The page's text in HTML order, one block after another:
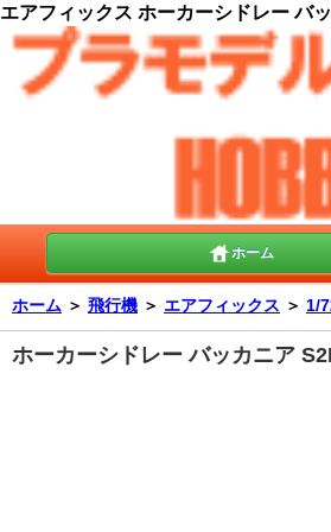
エアフィックス ホーカーシドレー バ
ホーム
ホーム ＞ 飛行機 ＞ エアフィックス ＞ 1/
ホーカーシドレー バッカニア